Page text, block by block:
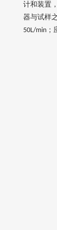
计和装置
器与试样
50L/min